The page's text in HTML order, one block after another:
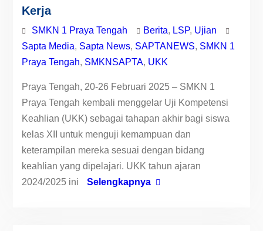
Kerja
SMKN 1 Praya Tengah Berita, LSP, Ujian
Sapta Media, Sapta News, SAPTANEWS, SMKN 1
Praya Tengah, SMKNSAPTA, UKK
Praya Tengah, 20-26 Februari 2025 – SMKN 1
Praya Tengah kembali menggelar Uji Kompetensi
Keahlian (UKK) sebagai tahapan akhir bagi siswa
kelas XII untuk menguji kemampuan dan
keterampilan mereka sesuai dengan bidang
keahlian yang dipelajari. UKK tahun ajaran
2024/2025 ini
Selengkapnya